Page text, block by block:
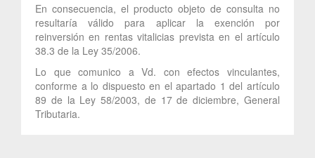
En consecuencia, el producto objeto de consulta no
resultaría válido para aplicar la exención por
reinversión en rentas vitalicias prevista en el artículo
38.3 de la Ley 35/2006.
Lo que comunico a Vd. con efectos vinculantes,
conforme a lo dispuesto en el apartado 1 del artículo
89 de la Ley 58/2003, de 17 de diciembre, General
Tributaria.